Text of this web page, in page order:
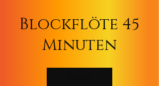
Blockflöte 45
Minuten